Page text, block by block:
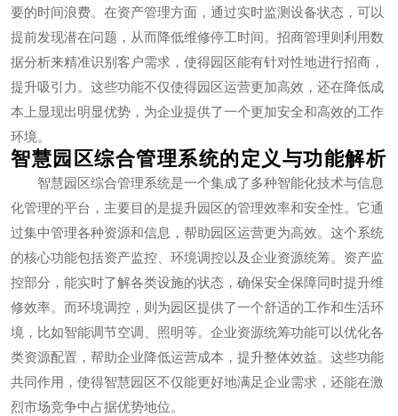
要的时间浪费。在资产管理方面，通过实时监测设备状态，可以
提前发现潜在问题，从而降低维修停工时间。招商管理则利用数
据分析来精准识别客户需求，使得园区能有针对性地进行招商，
提升吸引力。这些功能不仅使得园区运营更加高效，还在降低成
本上显现出明显优势，为企业提供了一个更加安全和高效的工作
环境。
智慧园区综合管理系统的定义与功能解析
智慧园区综合管理系统是一个集成了多种智能化技术与信息
化管理的平台，主要目的是提升园区的管理效率和安全性。它通
过集中管理各种资源和信息，帮助园区运营更为高效。这个系统
的核心功能包括资产监控、环境调控以及企业资源统筹。资产监
控部分，能实时了解各类设施的状态，确保安全保障同时提升维
修效率。而环境调控，则为园区提供了一个舒适的工作和生活环
境，比如智能调节空调、照明等。企业资源统筹功能可以优化各
类资源配置，帮助企业降低运营成本，提升整体效益。这些功能
共同作用，使得智慧园区不仅能更好地满足企业需求，还能在激
烈市场竞争中占据优势地位。